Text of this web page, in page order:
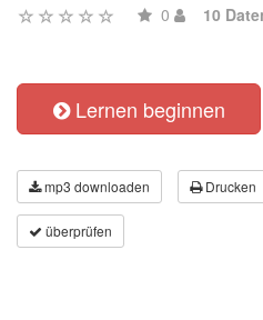
0 10
Lernen beginnen
mp3 downloaden Drucken
überprüfen